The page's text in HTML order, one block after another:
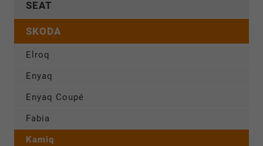
SEAT
SKODA
Elroq
Enyaq
Enyaq Coupé
Fabia
Kamiq